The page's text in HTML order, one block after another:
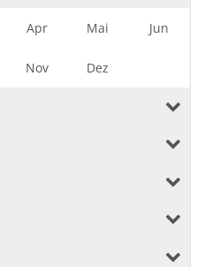
Apr Mai Jun
Nov Dez